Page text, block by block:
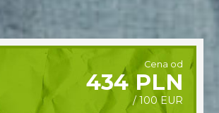
Cena od
434 PLN
/ 100 EUR